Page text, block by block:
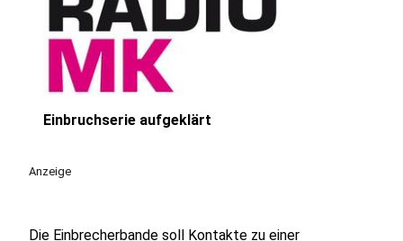
Einbruchserie aufgeklärt
Anzeige
Die Einbrecherbande soll Kontakte zu einer